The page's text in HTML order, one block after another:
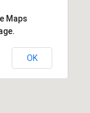
Maps
OK
Maps
OK